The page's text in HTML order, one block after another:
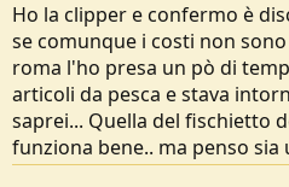
Ho la clipper e confermo è
se comunque i costi non
roma l'ho presa un pò di
articoli da pesca e stava
saprei... Quella del fischietto
funziona bene.. ma penso sia